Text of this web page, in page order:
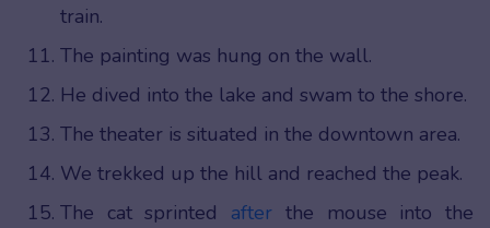
train.
The painting was hung on the wall.
He dived into the lake and swam to the shore.
The theater is situated in the downtown area.
We trekked up the hill and reached the peak.
The cat sprinted after the mouse into the